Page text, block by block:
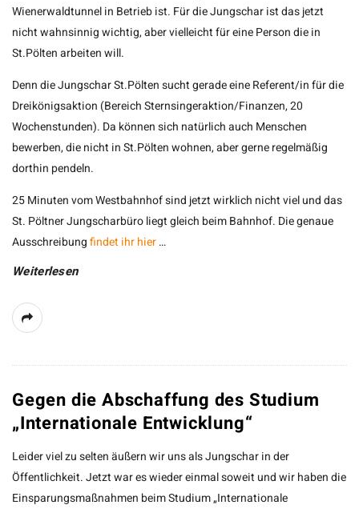
Wienerwaldtunnel in Betrieb ist. Für die Jungschar ist das jetzt
nicht wahnsinnig wichtig, aber vielleicht für eine Person die in
St.Pölten arbeiten will.
Denn die Jungschar St.Pölten sucht gerade eine Referent/in für die
Dreikönigsaktion (Bereich Sternsingeraktion/Finanzen, 20
Wochenstunden). Da können sich natürlich auch Menschen
bewerben, die nicht in St.Pölten wohnen, aber gerne regelmäßig
dorthin pendeln.
25 Minuten vom Westbahnhof sind jetzt wirklich nicht viel und das
St. Pöltner Jungscharbüro liegt gleich beim Bahnhof. Die genaue
Ausschreibungfindet ihr hier…
Weiterlesen
Gegen die Abschaffung des Studium
„Internationale Entwicklung“
Leider viel zu selten äußern wir uns als Jungschar in der
Öffentlichkeit. Jetzt war es wieder einmal soweit und wir haben die
Einsparungsmaßnahmen beim Studium „Internationale